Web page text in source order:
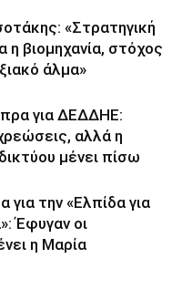
«Στρατηγική
η βιομηχανία, στόχος
άλμα»
για ΔΕΔΔΗΕ:
αλλά η
μένει πίσω
την «Ελπίδα για
Έφυγαν οι
η Μαρία